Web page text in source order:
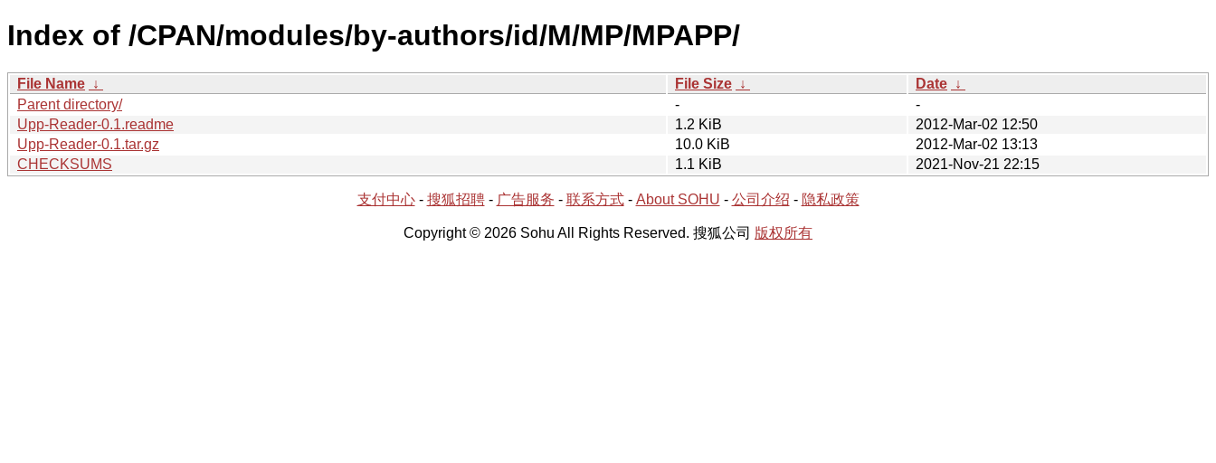
Index of /CPAN/modules/by-authors/id/M/MP/MPAPP/
File Name ↓ File Size ↓ Date ↓
Parent directory/
-
-
Upp-Reader-0.1.readme
1.2 KiB
2012-Mar-02 12:50
Upp-Reader-0.1.tar.gz
10.0 KiB
2012-Mar-02 13:13
CHECKSUMS
1.1 KiB 2021-Nov-21 22:15
支付中心- 搜狐招聘- 广告服务 - 联系方式- About SOHU - 公司介绍 - 隐私政策
Copyright © 2026 Sohu All Rights Reserved. 搜狐公司 版权所有